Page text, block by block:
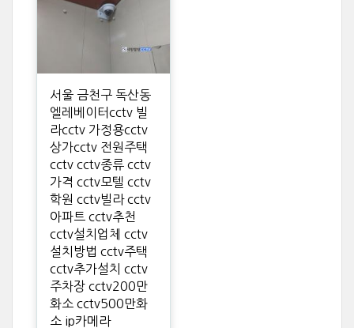
서울 금천구 독산동
엘레베이터cctv 빌
라cctv 가정용cctv
상가cctv 전원주택
cctv cctv종류 cctv
가격 cctv모텔 cctv
학원 cctv빌라 cctv
아파트 cctv추천
cctv설치업체 cctv
설치방법 cctv주택
cctv추가설치 cctv
주차장 cctv200만
화소 cctv500만화
소 ip카메라